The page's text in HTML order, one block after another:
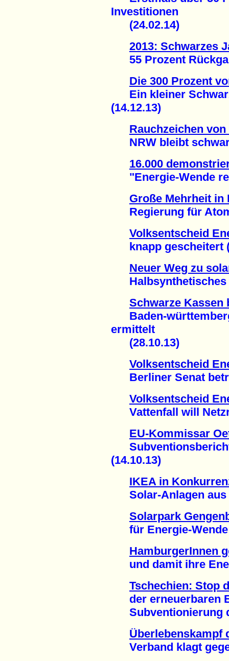
Investitionen
(24.02.14)
2013: Schwarzes
55 Prozent
Die 300 Prozent
Ein kleiner
(14.12.13)
Rauchzeichen
NRW bleibt
16.000
"Energie-Wende
Große Mehrheit in
Regierung für
Volksentscheid
knapp gescheitert
Neuer Weg zu
Halbsynthetisches
Schwarze Kassen
Baden-
ermittelt
(28.10.13)
Volksentscheid
Berliner Senat
Volksentscheid
Vattenfall will
EU-Kommissar
Subventionsbericht
(14.10.13)
IKEA in
Solar-Anlagen aus
Solarpark
für Energie-Wende
HamburgerInnen
und damit ihre
Tschechien: Stop
der erneuerbaren
Subventionierung
Überlebenskampf
Verband klagt